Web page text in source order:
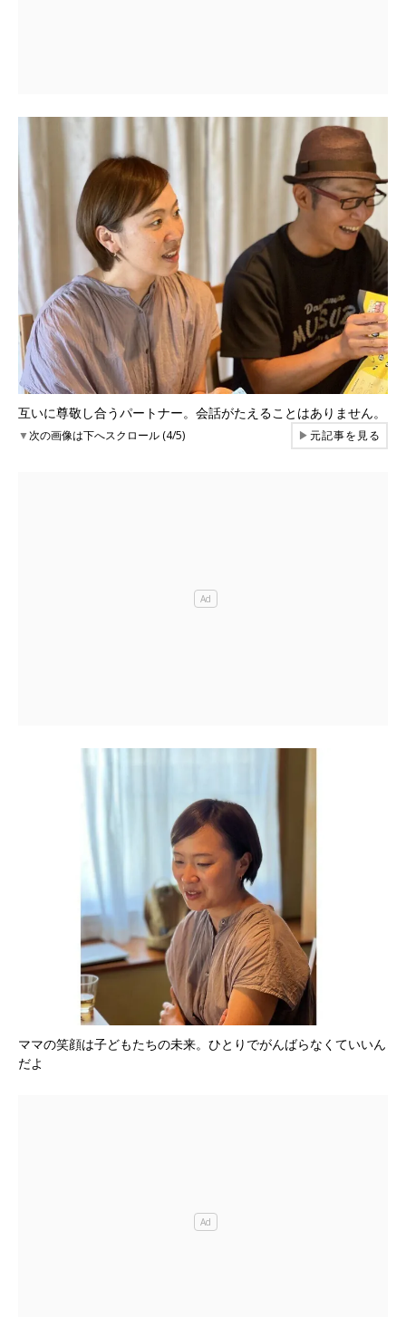
互いに尊敬し合うパートナー。会話がたえることはありません。
▼次の画像は下へスクロール (4/5) ▶元記事を見る
ママの笑顔は子どもたちの未来。ひとりでがんばらなくていいん
だよ